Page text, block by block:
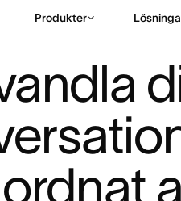
Produkter